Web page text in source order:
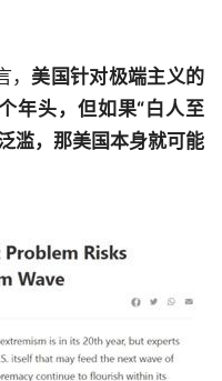
美国针对极端主义的
年头，但如果“白人至
滥，那美国本身就可能